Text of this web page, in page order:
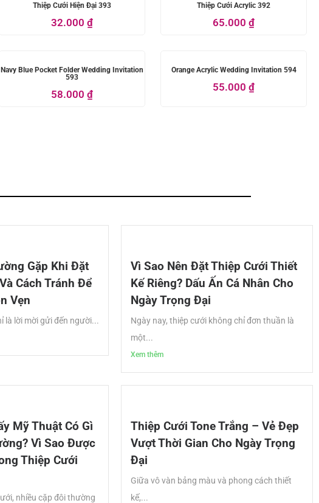
Thiệp Cưới Hiện Đại 393
32.000₫
Thiệp Cưới Acrylic 392
65.000₫
Navy Blue Pocket Folder Wedding Invitation
593
58.000₫
Orange Acrylic Wedding Invitation 594
55.000₫
Gặp Khi Đặt
Cách Tránh Để
Vẹn
là lời mời gửi đến người...
Vì Sao Nên Đặt Thiệp Cưới Thiết
Kế Riêng? Dấu Ấn Cá Nhân Cho
Ngày Trọng Đại
Ngày nay, thiệp cưới không chỉ đơn thuần là
một...
Xem thêm
Mỹ Thuật Có Gì
Vì Sao Được
Thiệp Cưới
nhiều cặp đôi thường
Thiệp Cưới Tone Trắng – Vẻ Đẹp
Vượt Thời Gian Cho Ngày Trọng
Đại
Giữa vô vàn bảng màu và phong cách thiết
kế,...